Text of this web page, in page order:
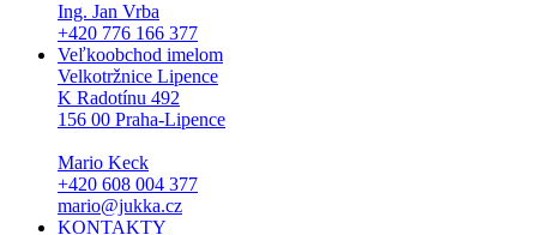
Ing. Jan Vrba
+420 776 166 377
Veľkoobchod imelom
Velkotržnice Lipence
K Radotínu 492
156 00 Praha-Lipence
Mario Keck
+420 608 004 377
mario@jukka.cz
KONTAKTY